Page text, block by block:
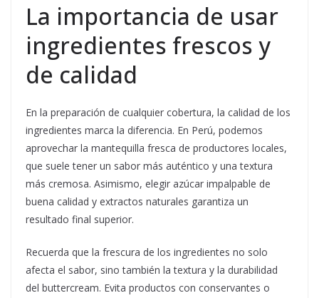
La importancia de usar
ingredientes frescos y
de calidad
En la preparación de cualquier cobertura, la calidad de los
ingredientes marca la diferencia. En Perú, podemos
aprovechar la mantequilla fresca de productores locales,
que suele tener un sabor más auténtico y una textura
más cremosa. Asimismo, elegir azúcar impalpable de
buena calidad y extractos naturales garantiza un
resultado final superior.
Recuerda que la frescura de los ingredientes no solo
afecta el sabor, sino también la textura y la durabilidad
del buttercream. Evita productos con conservantes o